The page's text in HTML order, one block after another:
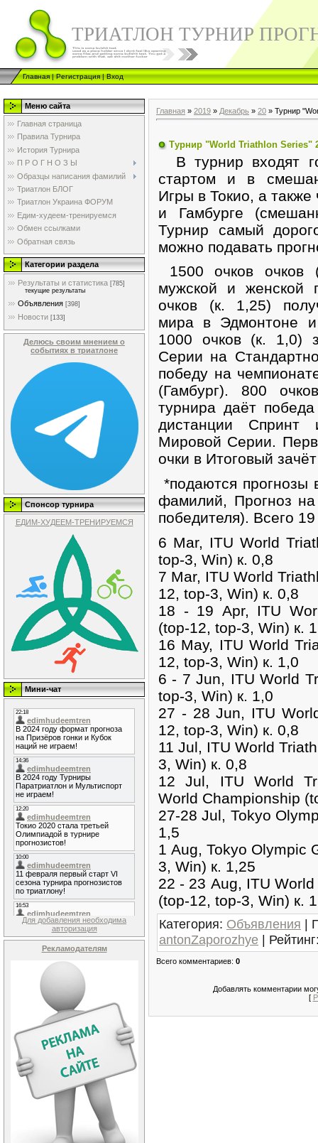
ТРИАТЛОН ТУРНИР
Главная|Регистрация|Вход
Меню сайта
Главная страница
Правила Турнира
История Турнира
П Р О Г Н О З Ы
Образцы написания фамилий
Триатлон БЛОГ
Триатлон Украина ФОРУМ
Едим-худеем-тренируемся
Обмен ссылками
Обратная связь
Категории раздела
Результаты и статистика [785]
текущие результаты
Объявления [398]
Новости [133]
Делюсь своим мнением о
событиях в триатлоне
Спонсор турнира
ЕДИМ-ХУДЕЕМ-ТРЕНИРУЕМСЯ
Мини-чат
Для добавления необходима
авторизация
Рекламодателям
Главная » 2019 » Декабрь » 20 » Турнир
Турнир "World Triathlon Series"
В турнир входят
стартом и в
Игры в Токио, а
и Гамбурге
Турнир самый
можно подавать
1500 очков очков
мужской и женской
очков (к. 1,25)
мира в Эдмонтоне
1000 очков (к. 1,0)
Серии на
победу на
(Гамбург). 800
турнира даёт
дистанции
Мировой Серии.
очки в Итоговый
*подаются прогнозы
фамилий, Прогноз
победителя). Всего
6 Mar, ITU World
top-3, Win) к. 0,8
7 Mar, ITU World
12, top-3, Win) к. 0,8
18 - 19 Apr, ITU
(top-12, top-3, Win) к.
16 May, ITU World
12, top-3, Win) к. 1,0
6 - 7 Jun, ITU World
top-3, Win) к. 1,0
27 - 28 Jun, ITU
12, top-3, Win) к. 0,8
11 Jul, ITU World
3, Win) к. 0,8
12 Jul, ITU World
World Championship
27-28 Jul, Tokyo
1,5
1 Aug, Tokyo Olympic
3, Win) к. 1,25
22 - 23 Aug, ITU
(top-12, top-3, Win) к.
Категория: Объявления |
antonZaporozhye | Рейтинг
Всего комментариев: 0
Добавлять комментарии
[